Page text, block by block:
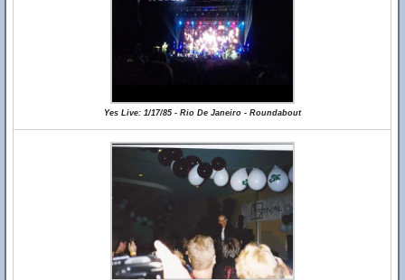
Yes Live: 1/17/85 - Rio De Janeiro - Roundabout